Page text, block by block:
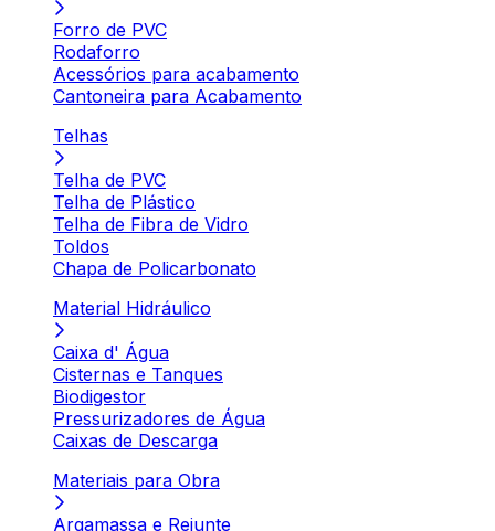
Forro de PVC
Rodaforro
Acessórios para acabamento
Cantoneira para Acabamento
Telhas
Telha de PVC
Telha de Plástico
Telha de Fibra de Vidro
Toldos
Chapa de Policarbonato
Material Hidráulico
Caixa d' Água
Cisternas e Tanques
Biodigestor
Pressurizadores de Água
Caixas de Descarga
Materiais para Obra
Argamassa e Rejunte